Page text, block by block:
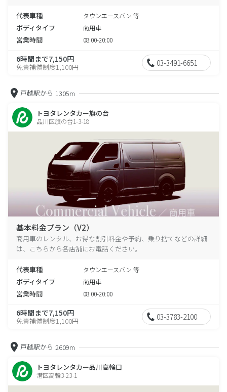
代表車種 タウンエースバン 等
ボディタイプ 商用車
営業時間 08:00-20:00
6時間まで7,150円
免責補償制度1,100円 03-3491-6651
戸越駅から 1305m
トヨタレンタカー旗の台
品川区旗の台1-3-18
基本料金プラン（V2）
商用車のレンタル、お得な割引料金や予約、乗り捨てなどの詳細
は、こちらから各店舗にお電話ください。
代表車種 タウンエースバン 等
ボディタイプ 商用車
営業時間 08:00-20:00
6時間まで7,150円
免責補償制度1,100円 03-3783-2100
戸越駅から 2609m
トヨタレンタカー品川高輪口
港区高輪3-23-1